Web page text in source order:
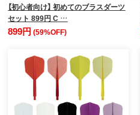
【初心者向け】 初めてのブラスダーツ
セット 899円 C …
899円(59%OFF)